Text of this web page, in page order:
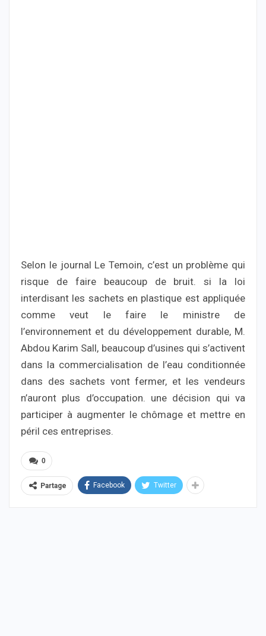
Selon le journal Le Temoin, c’est un problème qui
risque de faire beaucoup de bruit. si la loi
interdisant les sachets en plastique est appliquée
comme veut le faire le ministre de
l’environnement et du développement durable, M.
Abdou Karim Sall, beaucoup d’usines qui s’activent
dans la commercialisation de l’eau conditionnée
dans des sachets vont fermer, et les vendeurs
n’auront plus d’occupation. une décision qui va
participer à augmenter le chômage et mettre en
péril ces entreprises.
0
Partage Facebook Twitter